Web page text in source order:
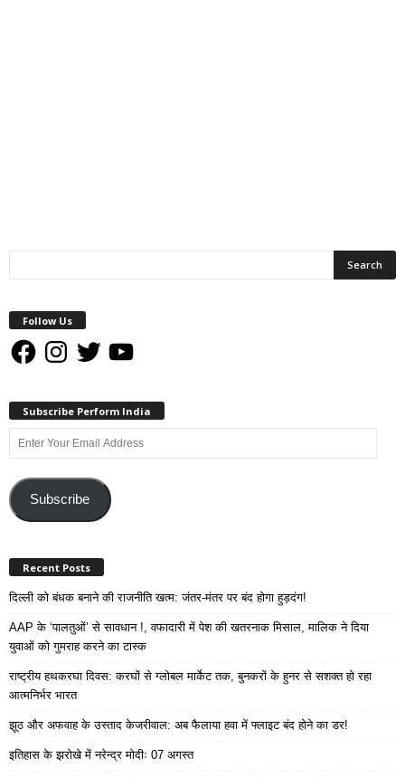
Follow Us
FacebookInstagram
Twitter YouTube
Subscribe Perform India
Enter
Your
Email
AddressSubscribe
Recent Posts
दिल्ली को बंधक बनाने की राजनीति खत्म: जंतर-मंतर पर बंद होगा हुड़दंग!
AAP के ‘पालतुओं’ से सावधान !, वफादारी में पेश की खतरनाक मिसाल, मालिक ने दिया
युवाओं को गुमराह करने का टास्क
राष्ट्रीय हथकरघा दिवस: करघों से ग्लोबल मार्केट तक, बुनकरों के हुनर से सशक्त हो रहा
आत्मनिर्भर भारत
झूठ और अफवाह के उस्ताद केजरीवाल: अब फैलाया हवा में फ्लाइट बंद होने का डर!
इतिहास के झरोखे में नरेन्द्र मोदीः 07 अगस्त